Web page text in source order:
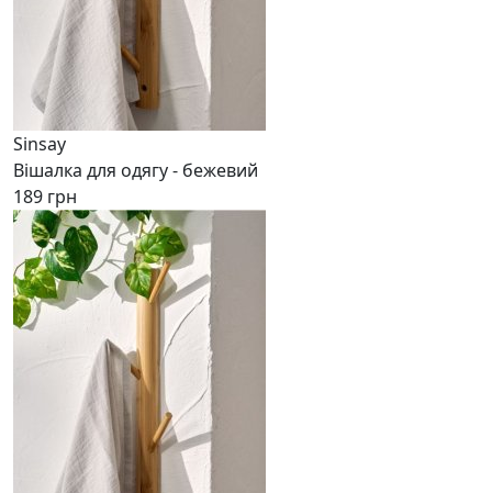
Sinsay
Вішалка для одягу - бежевий
189 грн